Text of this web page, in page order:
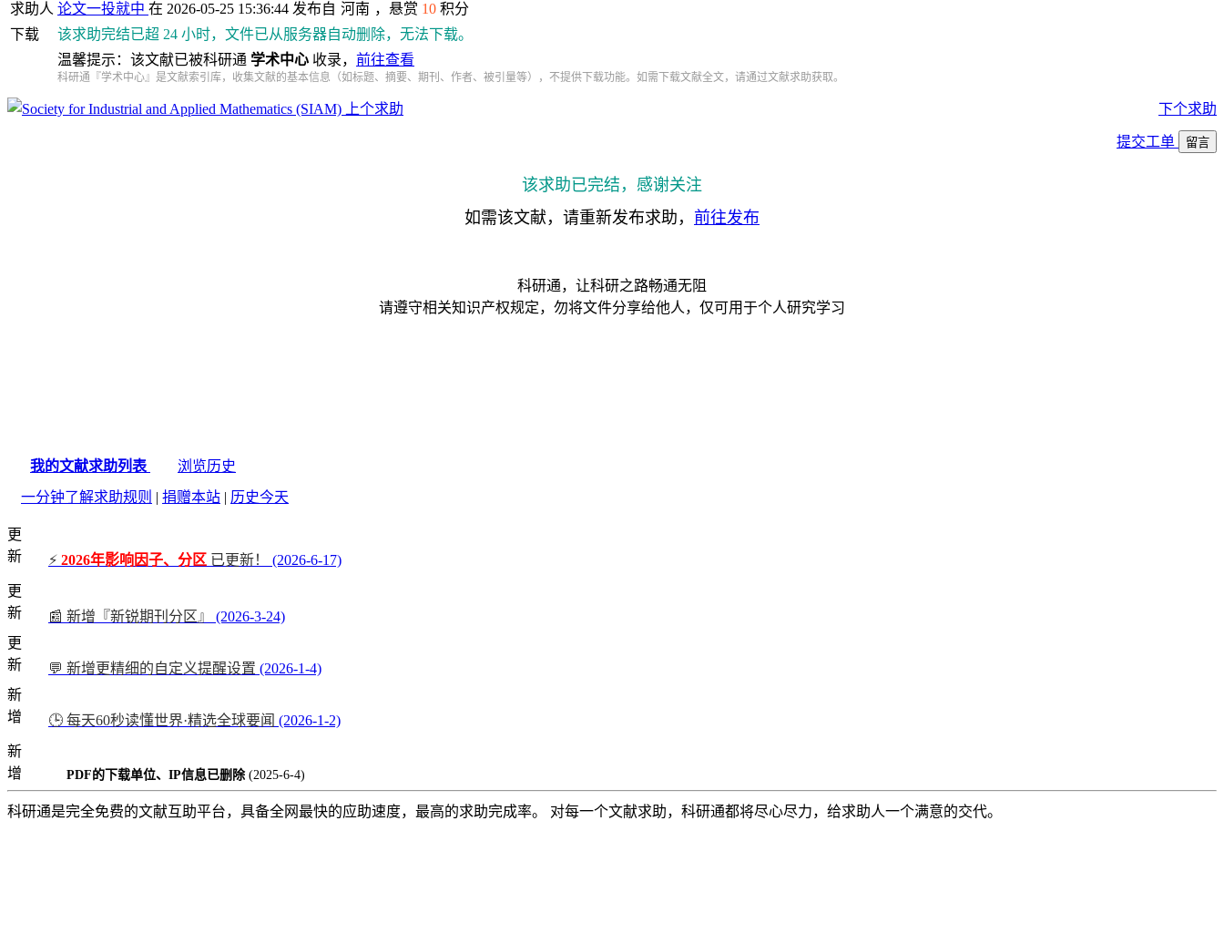
求助人 论文一投就中 在 2026-05-25 15:36:44 发布自 河南 ，悬赏 10 积分
下载
该求助完结已超 24 小时，文件已从服务器自动删除，无法下载。
温馨提示：该文献已被科研通 学术中心 收录， 前往查看
科研通『学术中心』是文献索引库，收集文献的基本信息（如标题、摘要、期刊、作者、被引量等），不提供下载功能。如需下载文献全文，请通过文献求助获取。
上个求助 下个求助
提交工单 留言
该求助已完结，感谢关注
如需该文献，请重新发布求助， 前往发布
科研通，让科研之路畅通无阻
请遵守相关知识产权规定，勿将文件分享给他人，仅可用于个人研究学习
我的文献求助列表
浏览历史
一分钟了解求助规则 | 捐赠本站 | 历史今天
更
新
⚡ 2026年影响因子、分区 已更新！
(2026-6-17)
更
新
📰 新增『新锐期刊分区』
(2026-3-24)
更
新
💬 新增更精细的自定义提醒设置 (2026-1-4)
新
增
🕒 每天60秒读懂世界·精选全球要闻 (2026-1-2)
新
增
PDF的下载单位、IP信息已删除 (2025-6-4)
科研通是完全免费的文献互助平台，具备全网最快的应助速度，最高的求助完成率。 对每一个文献求助，科研通都将尽心尽力，给求助人一个满意的交代。